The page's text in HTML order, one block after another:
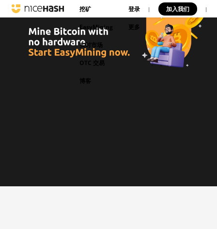
挖矿
EasyMining
实时市场
OTC 交易
博客
登录 | 加入我们 |
更多